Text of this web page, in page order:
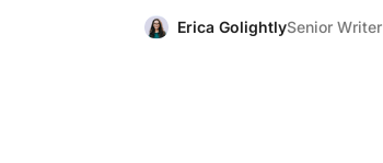
Erica GolightlySenior Writer